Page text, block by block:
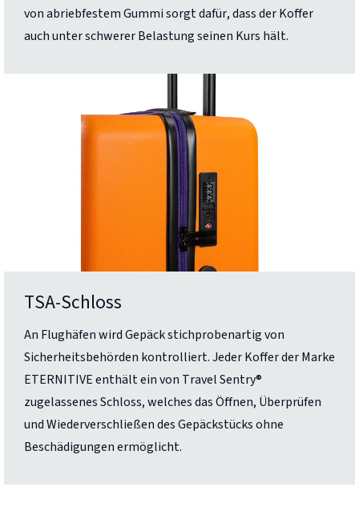
von abriebfestem Gummi sorgt dafür, dass der Koffer
auch unter schwerer Belastung seinen Kurs hält.
TSA-Schloss
An Flughäfen wird Gepäck stichprobenartig von
Sicherheitsbehörden kontrolliert. Jeder Koffer der Marke
ETERNITIVE enthält ein von Travel Sentry®
zugelassenes Schloss, welches das Öffnen, Überprüfen
und Wiederverschließen des Gepäckstücks ohne
Beschädigungen ermöglicht.